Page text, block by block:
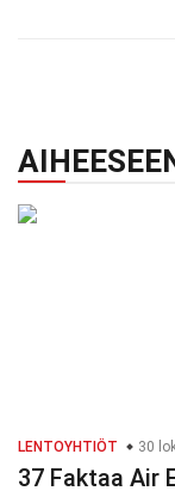
LENTOYHTIÖT 30
37 Faktaa Air